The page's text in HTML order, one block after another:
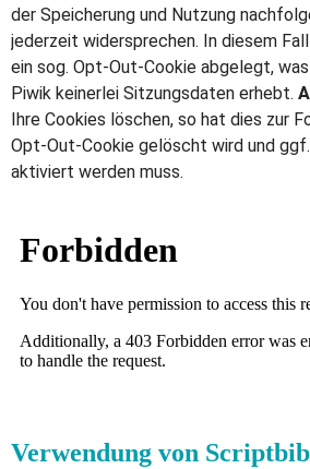
der Spei­che­rung und Nut­zung
jederzeit wider­spre­chen. In diesem
ein sog. Opt-Out-Cookie abgelegt,
Piwik kei­ner­lei Sit­zungs­da­ten erhebt.
Ihre Cookies löschen, so hat dies zur
Opt-Out-Cookie gelöscht wird und
aktiviert werden muss.
Verwendung von